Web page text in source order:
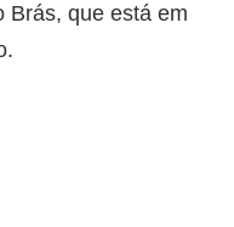
Brás, que está em